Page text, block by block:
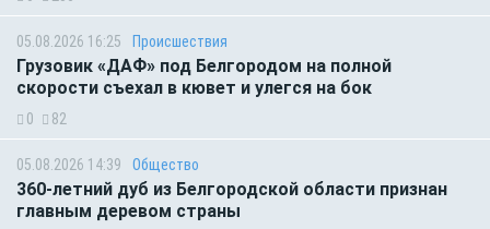
05.08.2026 16:25 Происшествия
Грузовик «ДАФ» под Белгородом на полной
скорости съехал в кювет и улегся на бок
0 82
05.08.2026 14:39 Общество
360-летний дуб из Белгородской области признан
главным деревом страны